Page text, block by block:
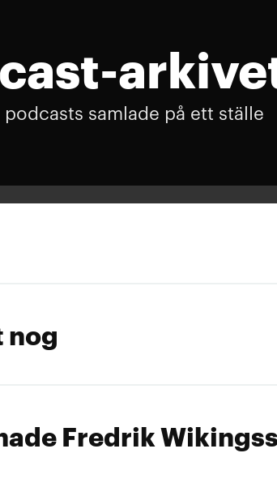
podcasts samlade på ett ställe
nog
Fredrik